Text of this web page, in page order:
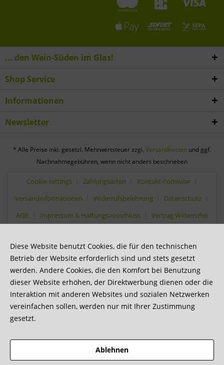
... den Wein-Süden im Glas!
Shop Service
Informationen
Newsletter
* Alle Preise inkl. gesetzl. Mehrwertsteuer zzgl. Versandkosten und ggf.
Nachnahmegebühren, wenn nicht anders beschrieben
Cookie settings Zahlungsarten
Kontakt-Formular
Versandinformationen
Widerrufsbelehrung
Datenschutz
AGB
Impressum & Haftungsausschluss Vertrag Widerrufen
Diese Website benutzt Cookies, die für den technischen
Betrieb der Website erforderlich sind und stets gesetzt
werden. Andere Cookies, die den Komfort bei Benutzung
dieser Website erhöhen, der Direktwerbung dienen oder die
Interaktion mit anderen Websites und sozialen Netzwerken
vereinfachen sollen, werden nur mit Ihrer Zustimmung
gesetzt.
Ablehnen